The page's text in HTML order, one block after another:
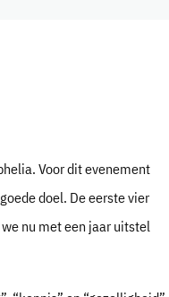
Voor dit evenement
doel. De eerste vier
nu met een jaar uitstel